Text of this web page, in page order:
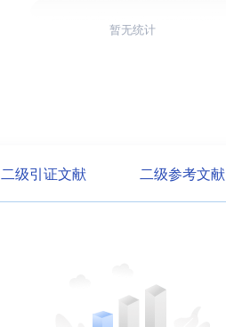
暂无统计
二级引证文献 二级参考文献